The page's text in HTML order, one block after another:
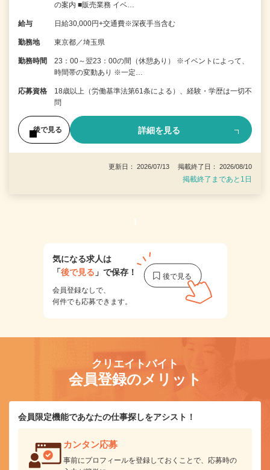
の案内 ■販売業務 イベ…
給与 日給30,000円+交通費※深夜手当含む
勤務地 東京都／埼玉県
勤務時間
23：00～翌23：00の間（休憩あり） ※イベントによって、
時間帯の変動あり ※一定…
応募資格
18歳以上（労働基準法第61条による）、経験・学歴は一切不
問
後で見る 詳細を見る
更新日： 2026/07/13 掲載終了日： 2026/08/10
掲載終了まであと1日
1
気になる求人は
「後で見る 」で保存！
会員登録なしで、
何件でも応募できます。
クリエイトバイト
会員登録のメリット
会員限定機能であなたの仕事探しをアシスト！
カンタン応募
事前にプロフィールを登録しておくことで、応募時の